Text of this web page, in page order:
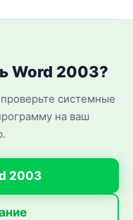
Word 2003?
системные
на ваш
2003